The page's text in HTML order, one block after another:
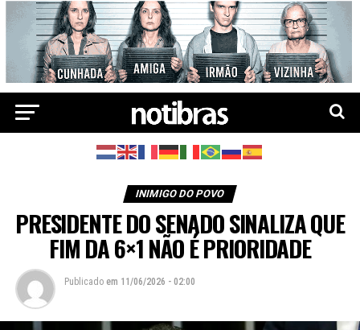
INIMIGO DO POVO
PRESIDENTE DO SENADO SINALIZA QUE
FIM DA 6×1 NÃO É PRIORIDADE
Publicado em 11/06/2026 - 02:00